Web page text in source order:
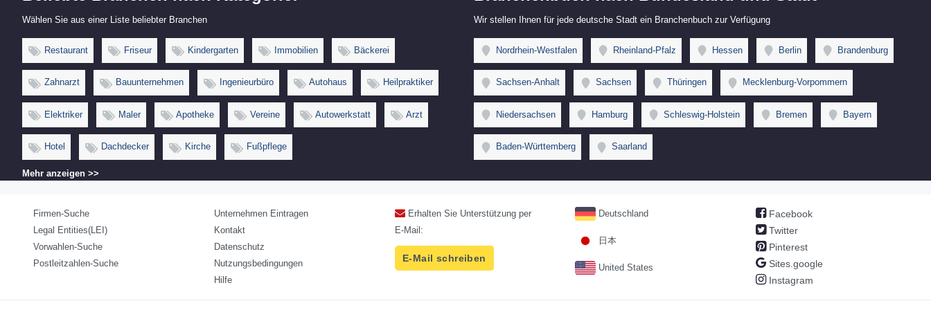
Wählen Sie aus einer Liste beliebter Branchen
Restaurant Friseur Kindergarten Immobilien Bäckerei
Zahnarzt Bauunternehmen Ingenieurbüro Autohaus Heilpraktiker
Elektriker Maler Apotheke Vereine Autowerkstatt Arzt
Hotel Dachdecker Kirche Fußpflege
Mehr anzeigen >>
Wir stellen Ihnen für jede deutsche Stadt ein Branchenbuch zur Verfügung
Nordrhein-Westfalen Rheinland-Pfalz Hessen Berlin Brandenburg
Sachsen-Anhalt Sachsen Thüringen Mecklenburg-Vorpommern
Niedersachsen Hamburg Schleswig-Holstein Bremen Bayern
Baden-Württemberg Saarland
Firmen-Suche
Legal Entities(LEI)
Vorwahlen-Suche
Postleitzahlen-Suche
Unternehmen Eintragen
Kontakt
Datenschutz
Nutzungsbedingungen
Hilfe
Erhalten Sie Unterstützung per
E-Mail:
E-Mail schreiben
Deutschland
日本
United States
Facebook
Twitter
Pinterest
Sites.google
Instagram